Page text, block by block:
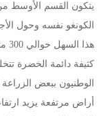
يتكون القسم الأوسط
الكونغو نفسه وحول
كثيفة دائمة الخضرة
الوطنيون ببعض
أراض مرتفعة يزيد